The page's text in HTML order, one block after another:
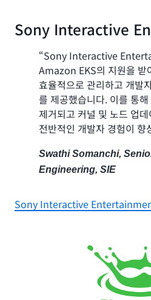
Sony Interactive
“Sony Interactive
Amazon EKS의 지원을 받
효율적으로 관리하고 개발
를 제공했습니다. 이를 통
제거되고 커널 및 노드 업
전반적인 개발자 경험이 향
Swathi Somanchi,
Engineering, SIE
Sony Interactive